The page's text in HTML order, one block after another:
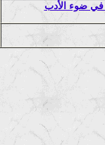
في ضوء الأدب